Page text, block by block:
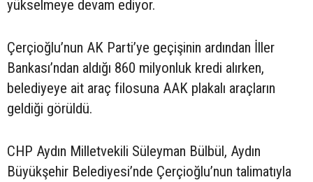
yükselmeye devam ediyor.
Çerçioğlu’nun AK Parti’ye geçişinin ardından İller
Bankası’ndan aldığı 860 milyonluk kredi alırken,
belediyeye ait araç filosuna AAK plakalı araçların
geldiği görüldü.
CHP Aydın Milletvekili Süleyman Bülbül, Aydın
Büyükşehir Belediyesi’nde Çerçioğlu’nun talimatıyla